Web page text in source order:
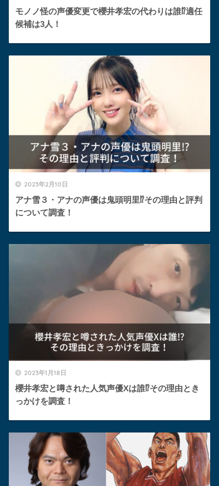
モノノ怪の声優変更で櫻井孝宏の代わりは誰⁉︎適任
候補は3人！
2023年2月10日
アナ雪３・アナの声優は鬼頭明里⁉︎その理由と評判
について調査！
2023年1月18日
櫻井孝宏と噂された人気声優Xは誰⁉︎その理由とき
っかけを調査！